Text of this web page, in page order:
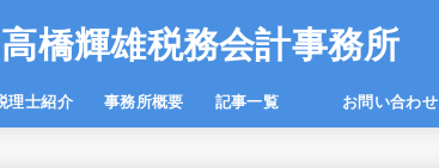
高橋輝雄税務会計事務所
理士紹介 事務所概要 記事一覧 お問い合わせ